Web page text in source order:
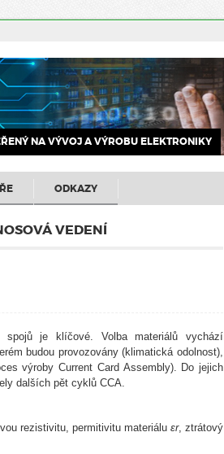
NA VÝVOJ A VÝROBU ELEKTRONIKY
ODKAZY
VEDENÍ
spojů je klíčové. Volba materiálů vychází
budou provozovány (klimatická odolnost),
výroby Current Card Assembly). Do jejich
dalších pět cyklů CCA.
rezistivitu, permitivitu materiálu εr, ztrátový